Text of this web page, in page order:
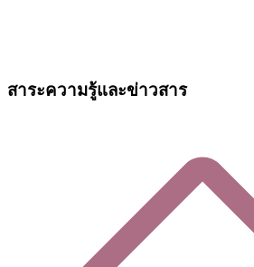
สาระความรู้และข่าวสาร